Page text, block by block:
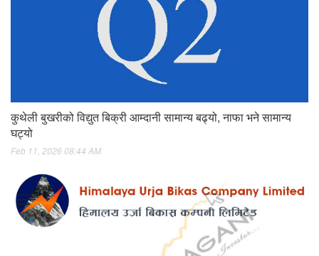
कुथेली बुखरीको विद्युत बिक्री आम्दानी सामान्य बढ्यो, नाफा भने सामान्य
घट्यो
Feb 11, 2026 08:44 AM